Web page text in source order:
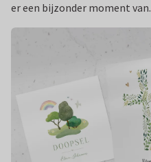
er een bijzonder moment van.